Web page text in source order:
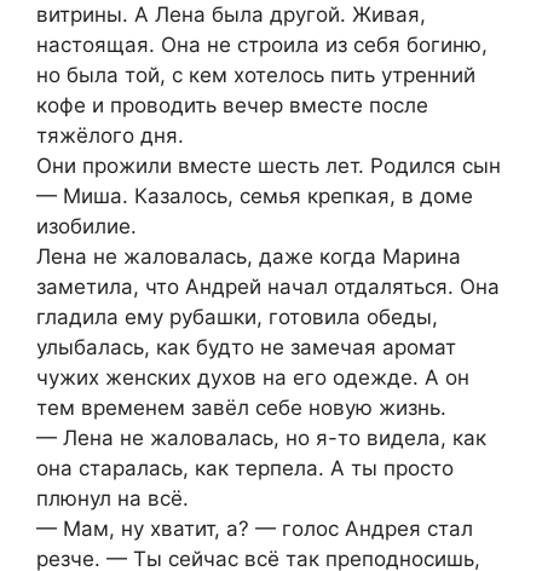
витрины. А Лена была другой. Живая,
настоящая. Она не строила из себя богиню,
но была той, с кем хотелось пить утренний
кофе и проводить вечер вместе после
тяжёлого дня.
Они прожили вместе шесть лет. Родился сын
— Миша. Казалось, семья крепкая, в доме
изобилие.
Лена не жаловалась, даже когда Марина
заметила, что Андрей начал отдаляться. Она
гладила ему рубашки, готовила обеды,
улыбалась, как будто не замечая аромат
чужих женских духов на его одежде. А он
тем временем завёл себе новую жизнь.
— Лена не жаловалась, но я-то видела, как
она старалась, как терпела. А ты просто
плюнул на всё.
— Мам, ну хватит, а? — голос Андрея стал
резче. — Ты сейчас всё так преподносишь,